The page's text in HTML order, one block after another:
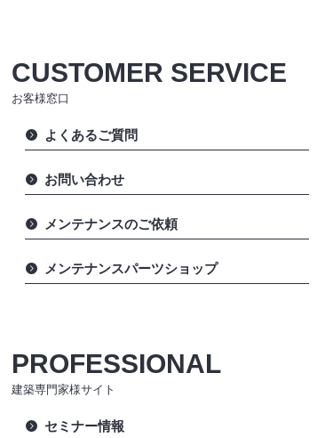
CUSTOMER SERVICE
お客様窓口
よくあるご質問
お問い合わせ
メンテナンスのご依頼
メンテナンスパーツショップ
PROFESSIONAL
建築専門家様サイト
セミナー情報